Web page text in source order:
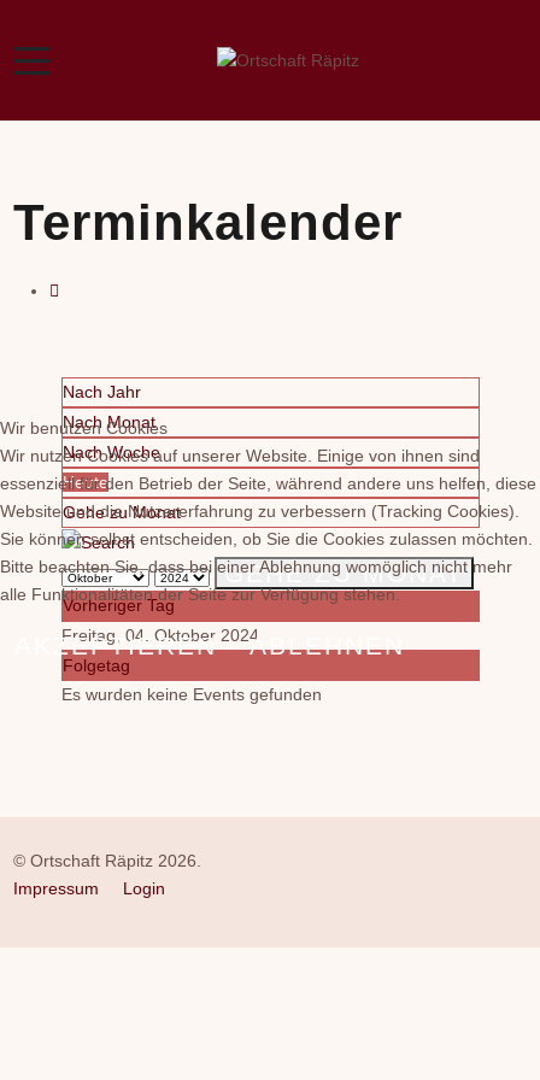
Terminkalender
Nach Jahr
Nach Monat
Nach Woche
Heute
Gehe zu Monat
GEHE ZU MONAT
Vorheriger Tag
Freitag, 04. Oktober 2024
Folgetag
Es wurden keine Events gefunden
© Ortschaft Räpitz 2026.
Impressum
Login
Wir benutzen Cookies
Wir nutzen Cookies auf unserer Website. Einige von ihnen sind
essenziell für den Betrieb der Seite, während andere uns helfen, diese
Website und die Nutzererfahrung zu verbessern (Tracking Cookies).
Sie können selbst entscheiden, ob Sie die Cookies zulassen möchten.
Bitte beachten Sie, dass bei einer Ablehnung womöglich nicht mehr
alle Funktionalitäten der Seite zur Verfügung stehen.
AKZEPTIEREN ABLEHNEN